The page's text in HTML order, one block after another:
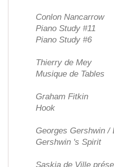
Conlon Nancarrow
Piano Study #11
Piano Study #6
Thierry de Mey
Musique de Tables
Graham Fitkin
Hook
Georges Gershwin /
Gershwin 's Spirit
Saskia de Ville